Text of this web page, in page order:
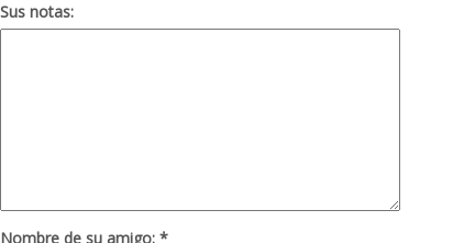
Sus notas:
Nombre de su amigo: *